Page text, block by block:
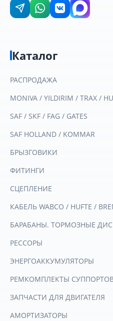
Каталог
РАСПРОДАЖА
MONIVA / YILDIRIM / TRAX /
SAF / SKF / FAG / GATES
SAF HOLLAND / KOMMAR
БРЫЗГОВИКИ
ФИТИНГИ
СЦЕПЛЕНИЕ
КАБЕЛЬ WABCO / HUFTE /
БАРАБАНЫ. ТОРМОЗНЫЕ
РЕССОРЫ
ЭНЕРГОАККУМУЛЯТОРЫ
РЕМКОМПЛЕКТЫ
ЗАПЧАСТИ ДЛЯ ДВИГАТЕЛЯ
АМОРТИЗАТОРЫ